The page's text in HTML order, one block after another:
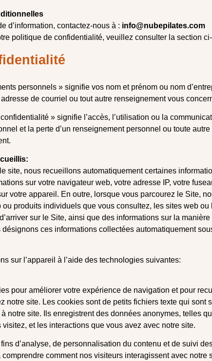
d’information, contactez-nous à : info@nubepilates.com
politique de confidentialité, veuillez consulter la section
personnels » signifie vos nom et prénom ou nom
de courriel ou tout autre renseignement vous
» signifie l’accès, l’utilisation ou la
et la perte d’un renseignement personnel ou toute
site, nous recueillons automatiquement certaines
sur votre navigateur web, votre adresse IP, votre
votre appareil. En outre, lorsque vous parcourez le Site,
produits individuels que vous consultez, les sites web ou
sur le Site, ainsi que des informations sur la
ces informations collectées automatiquement
sur l’appareil à l’aide des technologies suivantes:
pour améliorer votre expérience de navigation et pour
notre site. Les cookies sont de petits fichiers texte qui sont
notre site. Ils enregistrent des données anonymes, telles
et les interactions que vous avez avec notre site.
d’analyse, de personnalisation du contenu et de suivi
comment nos visiteurs interagissent avec notre